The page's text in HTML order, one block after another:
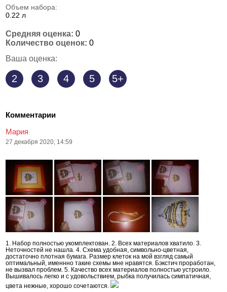
Средняя оценка:0
Количество оценок:0
Ваша оценка:
2 3 4 5 5+
Объем набора:
0.22 л
Комментарии
Мария
27 декабря 2020, 14:59
1. Набор полностью укомплектован. 2. Всех материалов хватило. 3.
Неточностей не нашла. 4. Схема удобная, символьно-цветная,
достаточно плотная бумага. Размер клеток на мой взгляд самый
оптимальный, именнно такие схемы мне нравятся. Бэкстич проработан,
не вызвал проблем. 5. Качество всех материалов полностью устроило.
Вышивалось легко и с удовольствием, рыбка получилась симпатичная,
цвета нежные, хорошо сочетаются.